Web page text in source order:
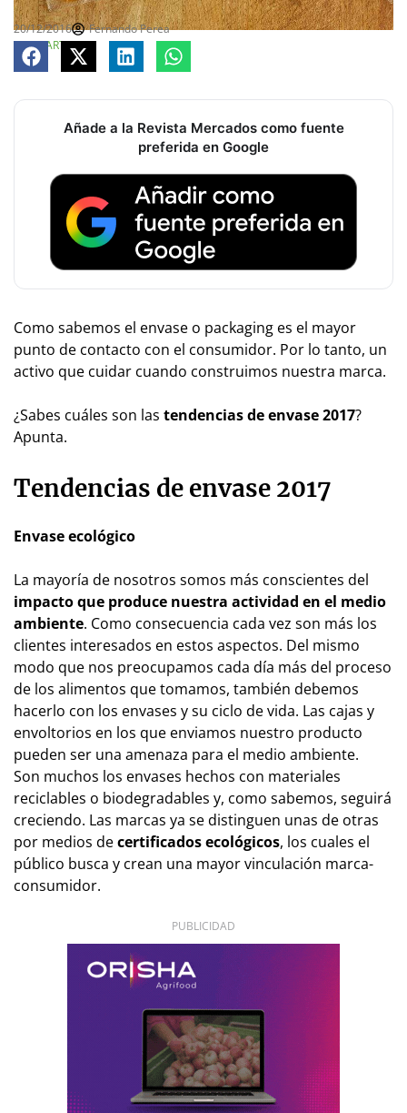
20/12/2016
Fernando Perea
COMPARTE
Añade a la Revista Mercados como fuente
preferida en Google
Como sabemos el envase o packaging es el mayor
punto de contacto con el consumidor. Por lo tanto, un
activo que cuidar cuando construimos nuestra marca.
¿Sabes cuáles son las tendencias de envase 2017?
Apunta.
Tendencias de envase 2017
Envase ecológico
La mayoría de nosotros somos más conscientes del
impacto que produce nuestra actividad en el medio
ambiente. Como consecuencia cada vez son más los
clientes interesados en estos aspectos. Del mismo
modo que nos preocupamos cada día más del proceso
de los alimentos que tomamos, también debemos
hacerlo con los envases y su ciclo de vida. Las cajas y
envoltorios en los que enviamos nuestro producto
pueden ser una amenaza para el medio ambiente.
Son muchos los envases hechos con materiales
reciclables o biodegradables y, como sabemos, seguirá
creciendo. Las marcas ya se distinguen unas de otras
por medios decertificados ecológicos, los cuales el
público busca y crean una mayor vinculación marca-
consumidor.
PUBLICIDAD